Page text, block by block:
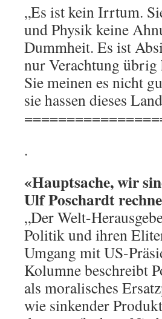
„Es ist kein Irrtum.
und Physik keine
Dummheit. Es ist
nur Verachtung übrig
Sie meinen es nicht
sie hassen dieses
.
«Hauptsache, wir
Ulf Poschardt
„Der Welt-
Politik und ihren
Umgang mit US-
Kolumne beschreibt
als moralisches
wie sinkender